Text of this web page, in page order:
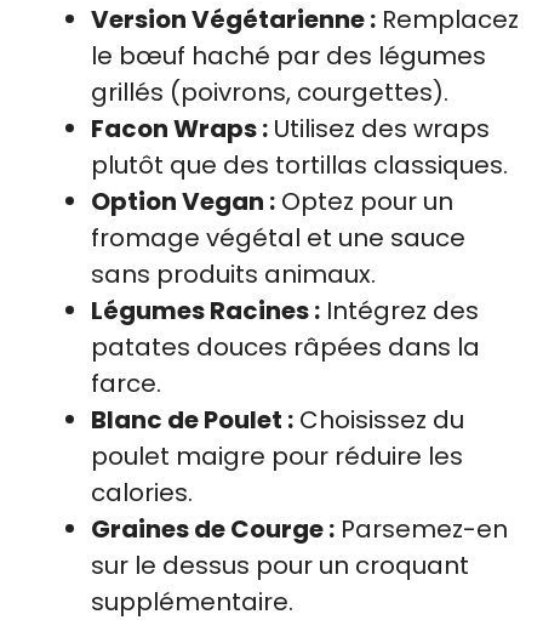
Version Végétarienne : Remplacez
le bœuf haché par des légumes
grillés (poivrons, courgettes).
Facon Wraps : Utilisez des wraps
plutôt que des tortillas classiques.
Option Vegan : Optez pour un
fromage végétal et une sauce
sans produits animaux.
Légumes Racines : Intégrez des
patates douces râpées dans la
farce.
Blanc de Poulet : Choisissez du
poulet maigre pour réduire les
calories.
Graines de Courge : Parsemez-en
sur le dessus pour un croquant
supplémentaire.